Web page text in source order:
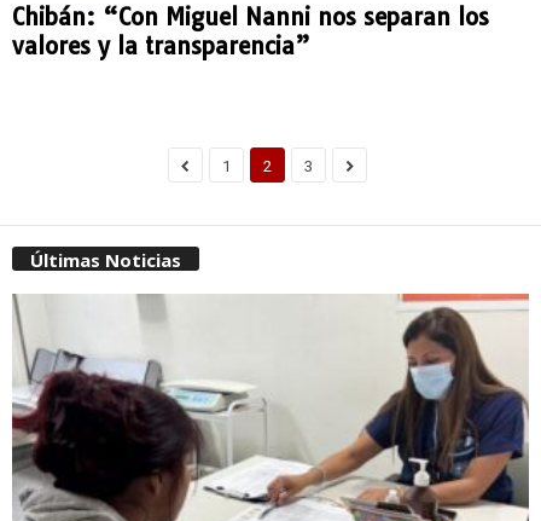
Chibán: “Con Miguel Nanni nos separan los
valores y la transparencia”
1 2 3
Últimas Noticias